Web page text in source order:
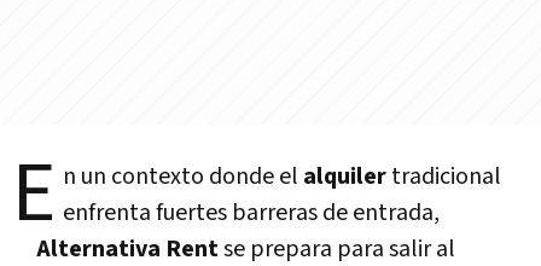
E n un contexto donde el alquilertradicional
enfrenta fuertes barreras de entrada,
Alternativa Rentse prepara para salir al